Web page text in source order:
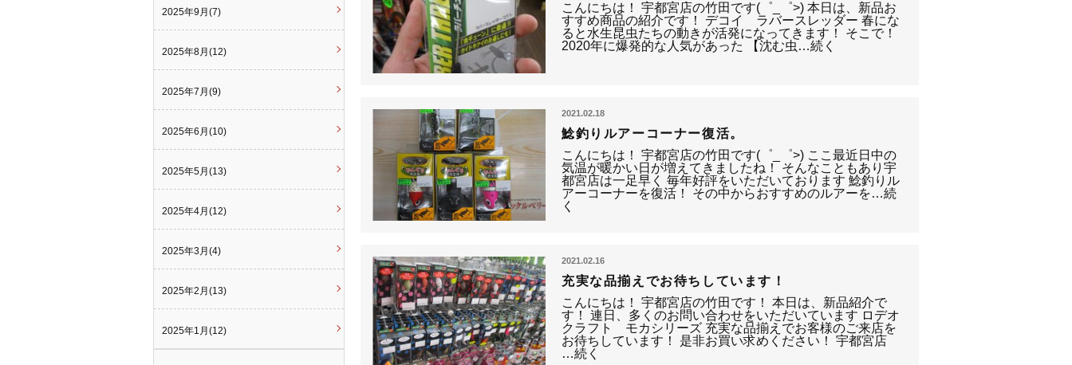
こんにちは！ 宇都宮店の竹田です(゜_゜>) 本日は、新品お
すすめ商品の紹介です！ デコイ ラバースレッダー 春にな
ると水生昆虫たちの動きが活発になってきます！ そこで！
2020年に爆発的な人気があった 【沈む虫…続く
2021.02.18
鯰釣りルアーコーナー復活。
こんにちは！ 宇都宮店の竹田です(゜_゜>) ここ最近日中の
気温が暖かい日が増えてきましたね！ そんなこともあり宇
都宮店は一足早く 毎年好評をいただいております 鯰釣りル
アーコーナーを復活！ その中からおすすめのルアーを…続
く
2021.02.16
充実な品揃えでお待ちしています！
こんにちは！ 宇都宮店の竹田です！ 本日は、新品紹介で
す！ 連日、多くのお問い合わせをいただいています ロデオ
クラフト モカシリーズ 充実な品揃えでお客様のご来店を
お待ちしています！ 是非お買い求めください！ 宇都宮店
…続く
2025年9月(7)
2025年8月(12)
2025年7月(9)
2025年6月(10)
2025年5月(13)
2025年4月(12)
2025年3月(4)
2025年2月(13)
2025年1月(12)